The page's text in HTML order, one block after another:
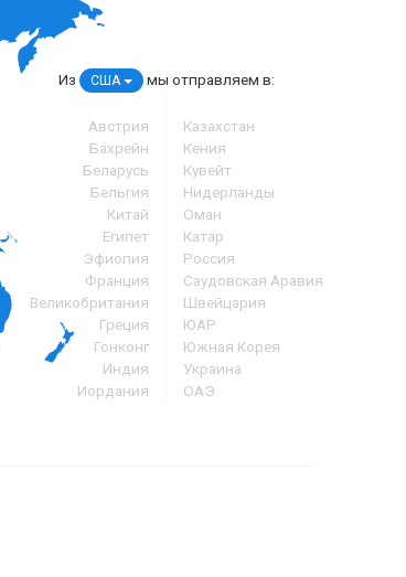
Из США мы отправляем в:
Австрия
Бахрейн
Беларусь
Бельгия
Китай
Египет
Эфиопия
Франция
Великобритания
Греция
Гонконг
Индия
Иордания
Казахстан
Кения
Кувейт
Нидерланды
Оман
Катар
Россия
Саудовская Аравия
Швейцария
ЮАР
Южная Корея
Украина
ОАЭ